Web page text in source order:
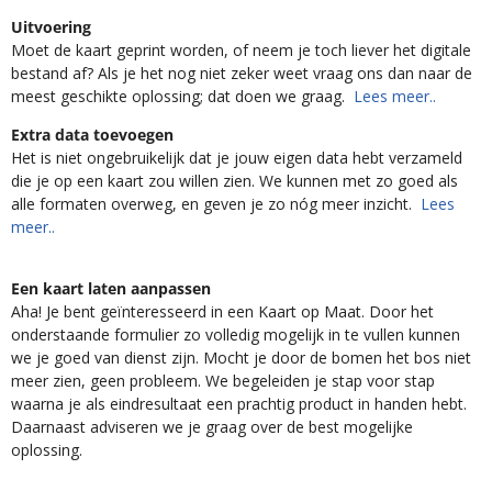
Uitvoering
Moet de kaart geprint worden, of neem je toch liever het digitale
bestand af? Als je het nog niet zeker weet vraag ons dan naar de
meest geschikte oplossing; dat doen we graag. Lees meer..
Extra data toevoegen
Het is niet ongebruikelijk dat je jouw eigen data hebt verzameld
die je op een kaart zou willen zien. We kunnen met zo goed als
alle formaten overweg, en geven je zo nóg meer inzicht. Lees
meer..
Een kaart laten aanpassen
Aha! Je bent geïnteresseerd in een Kaart op Maat. Door het
onderstaande formulier zo volledig mogelijk in te vullen kunnen
we je goed van dienst zijn. Mocht je door de bomen het bos niet
meer zien, geen probleem. We begeleiden je stap voor stap
waarna je als eindresultaat een prachtig product in handen hebt.
Daarnaast adviseren we je graag over de best mogelijke
oplossing.